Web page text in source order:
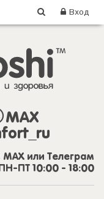
Вход
MAX
или Телеграм
ПТ 10:00 - 18:00